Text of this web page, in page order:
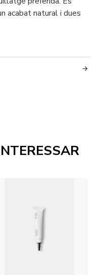
acabat natural i dues